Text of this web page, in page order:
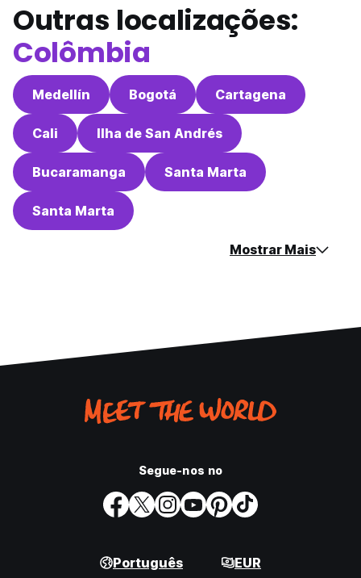
Outras localizações:
Colômbia
Medellín Bogotá Cartagena
Cali Ilha de San Andrés
Bucaramanga Santa Marta
Santa Marta
Mostrar Mais
Segue-nos no
Português EUR